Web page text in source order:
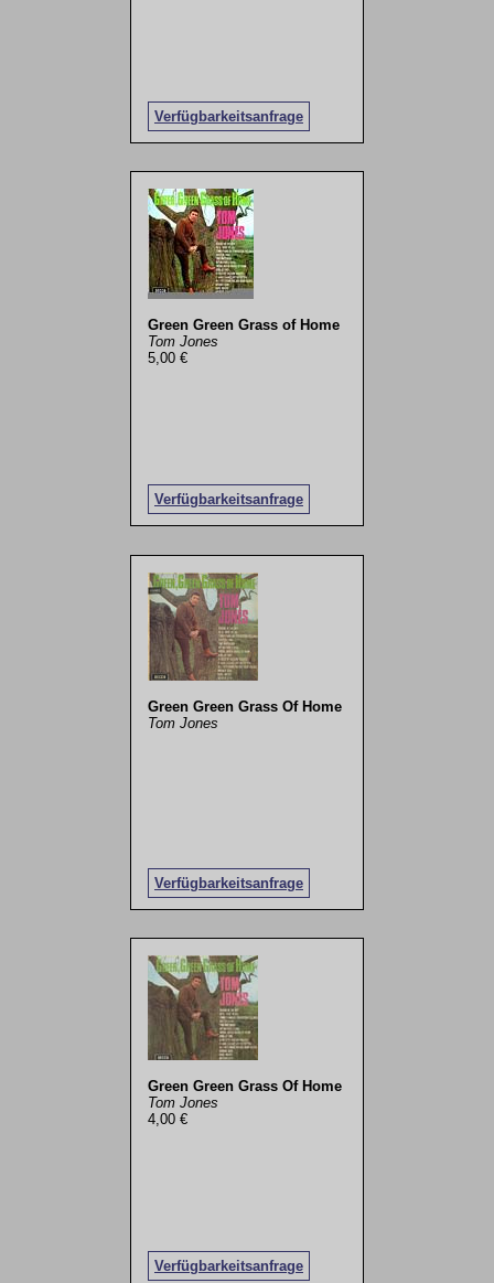
Verfügbarkeitsanfrage
Green Green Grass of Home
Tom Jones
5,00 €
Verfügbarkeitsanfrage
Green Green Grass Of Home
Tom Jones
Verfügbarkeitsanfrage
Green Green Grass Of Home
Tom Jones
4,00 €
Verfügbarkeitsanfrage